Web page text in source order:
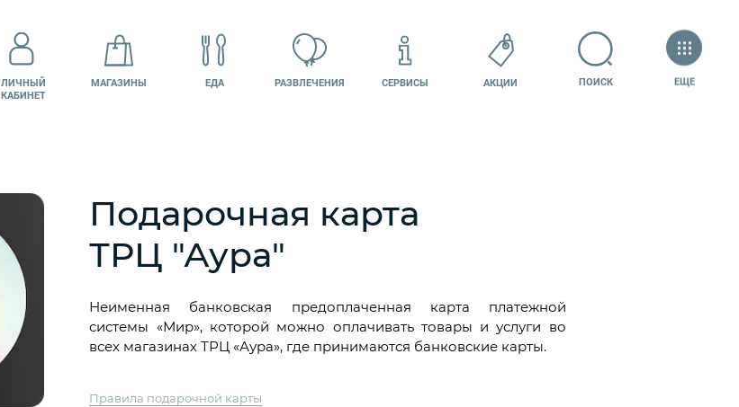
+7 (383) 230-30-40
ЛИЧНЫЙ
КАБИНЕТ
МАГАЗИНЫ ЕДА РАЗВЛЕЧЕНИЯ СЕРВИСЫ АКЦИИ КАРТА ТРЦ КОНТАКТЫ
ВАКАНСИИ
ПОИСК ЕЩЕ
Подарочная карта
ТРЦ "Аура"
Неименная банковская предоплаченная карта платежной
системы «Мир», которой можно оплачивать товары и услуги во
всех магазинах ТРЦ «Аура», где принимаются банковские карты.
Правила подарочной карты